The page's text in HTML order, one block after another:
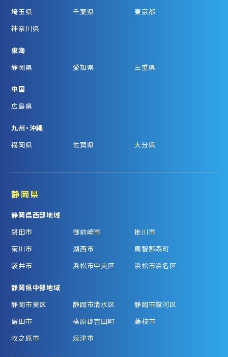
埼玉県
千葉県
東京都
神奈川県
東海
静岡県
愛知県 三重県
中国
広島県
九州・沖縄
福岡県
佐賀県 大分県
静岡県
静岡県西部地域
磐田市
御前崎市
掛川市
菊川市
湖西市
周智郡森町
袋井市
浜松市中央区 浜松市浜名区
静岡県中部地域
静岡市葵区
静岡市清水区
静岡市駿河区
島田市
榛原郡吉田町
藤枝市
牧之原市
焼津市